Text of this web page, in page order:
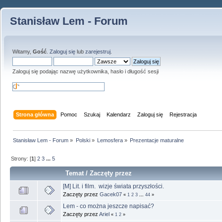
Stanisław Lem - Forum
Witamy, Gość Zaloguj się lub zarejestruj
Zaloguj się podając nazwę użytkownika, hasło i długość sesji
Strona główna Pomoc Szukaj Kalendarz Zaloguj się Rejestracja
Stanisław Lem - Forum » Polski» Lemosfera» Prezentacje maturalne
Strony: [1]2 3 ...5
Temat/Zaczęty przez
[M] Lit. i film. wizje świata przyszłości.
Zaczęty przez Gacek07 « 1 2 3 44 »
Lem - co można jeszcze napisać?
Zaczęty przez Ariel « 1 2 »